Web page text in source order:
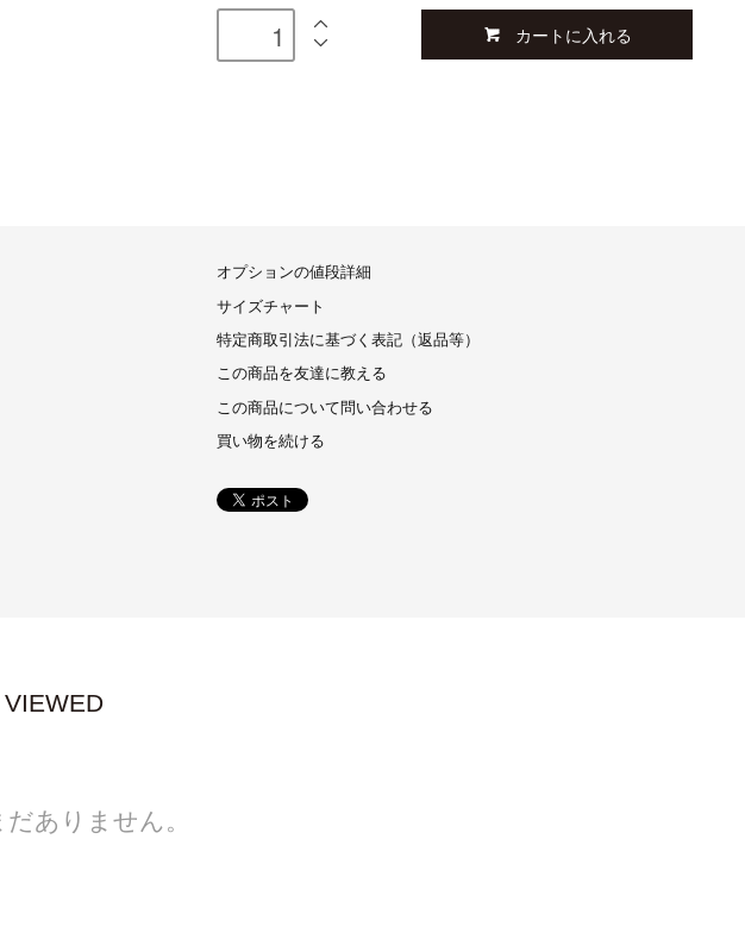
カートに入れる
オプションの値段詳細
サイズチャート
特定商取引法に基づく表記（返品等）
この商品を友達に教える
この商品について問い合わせる
買い物を続ける
ありません。